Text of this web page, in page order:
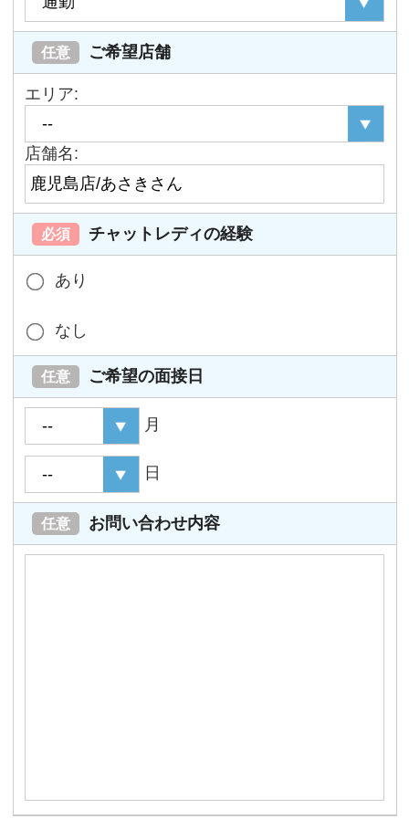
任意 ご希望店舗
エリア:
店舗名:
必須 チャットレディの経験
あり
なし
任意 ご希望の面接日
月
日
任意 お問い合わせ内容